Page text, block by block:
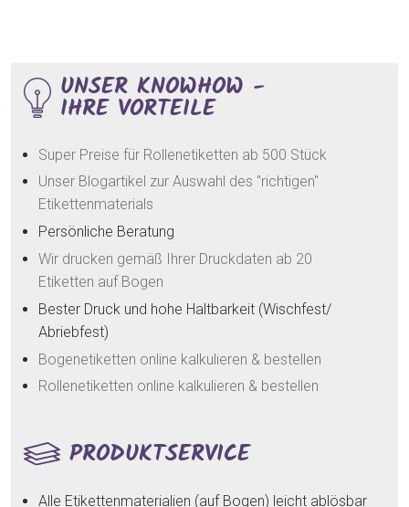
UNSER KNOWHOW -
IHRE VORTEILE
Super Preise für Rollenetiketten ab 500 Stück
Unser Blogartikel zur Auswahl des "richtigen"
Etikettenmaterials
Persönliche Beratung
Wir drucken gemäß Ihrer Druckdaten ab 20
Etiketten auf Bogen
Bester Druck und hohe Haltbarkeit (Wischfest/
Abriebfest)
Bogenetiketten online kalkulieren & bestellen
Rollenetiketten online kalkulieren & bestellen
PRODUKTSERVICE
Alle Etikettenmaterialien (auf Bogen) leicht ablösbar